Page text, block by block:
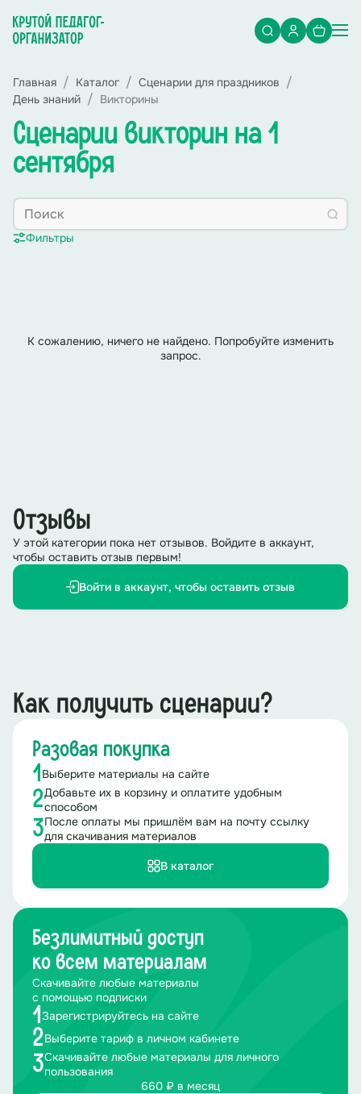
Главная Каталог
Сценарии для праздников
День знаний
Викторины
Сценарии викторин на 1
сентября
Фильтры
К сожалению, ничего не найдено. Попробуйте изменить
запрос.
Отзывы
У этой категории пока нет отзывов. Войдите в аккаунт,
чтобы оставить отзыв первым!
Войти в аккаунт, чтобы оставить отзыв
Как получить сценарии?
Разовая покупка
1 Выберите материалы на сайте
2Добавьте их в корзину и оплатите удобным
способом
3После оплаты мы пришлём вам на почту ссылку
для скачивания материалов
В каталог
Безлимитный доступ
ко всем материалам
Скачивайте любые материалы
с помощью подписки
1 Зарегистрируйтесь на сайте
2Выберите тариф в личном кабинете
3Скачивайте любые материалы для личного
пользования
660 ₽ в месяц